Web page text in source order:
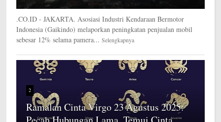
.CO.ID - JAKARTA. Asosiasi Industri Kendaraan Bermotor
Indonesia (Gaikindo) melaporkan peningkatan penjualan mobil
sebesar 12% selama pamera... Selengkapnya
2
Ramalan Cinta Virgo 23 Agustus 2025: